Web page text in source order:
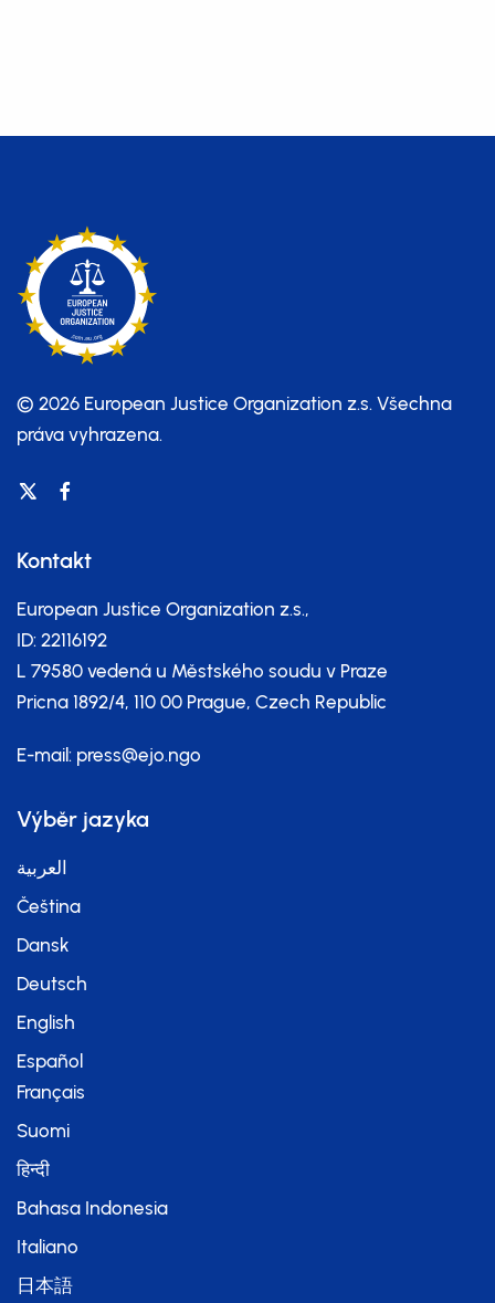
© 2026 European Justice Organization z.s. Všechna
práva vyhrazena.
Kontakt
European Justice Organization z.s.,
ID: 22116192
L 79580 vedená u Městského soudu v Praze
Pricna 1892/4, 110 00 Prague, Czech Republic
E-mail: press@ejo.ngo
Výběr jazyka
العربية
Čeština
Dansk
Deutsch
English
Español
Français
Suomi
हिन्दी
Bahasa Indonesia
Italiano
日本語